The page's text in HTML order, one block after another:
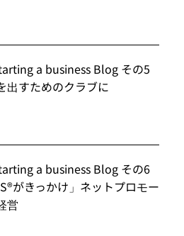
a business Blog その5
出すためのクラブに
a business Blog その6
がきっかけ」ネットプロモー
営